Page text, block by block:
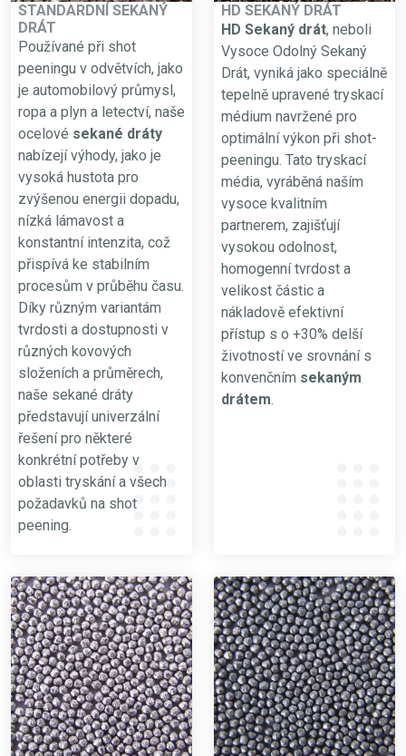
STANDARDNÍ SEKANÝ
DRÁT
Používané při shot
peeningu v odvětvích, jako
je automobilový průmysl,
ropa a plyn a letectví, naše
ocelové sekané dráty
nabízejí výhody, jako je
vysoká hustota pro
zvýšenou energii dopadu,
nízká lámavost a
konstantní intenzita, což
přispívá ke stabilním
procesům v průběhu času.
Díky různým variantám
tvrdosti a dostupnosti v
různých kovových
složeních a průměrech,
naše sekané dráty
představují univerzální
řešení pro některé
konkrétní potřeby v
oblasti tryskání a všech
požadavků na shot
peening.
HD SEKANÝ DRÁT
HD Sekaný drát, neboli
Vysoce Odolný Sekaný
Drát, vyniká jako speciálně
tepelně upravené tryskací
médium navržené pro
optimální výkon při shot-
peeningu. Tato tryskací
média, vyráběná naším
vysoce kvalitním
partnerem, zajišťují
vysokou odolnost,
homogenní tvrdost a
velikost částic a
nákladově efektivní
přístup s o +30% delší
životností ve srovnání s
konvenčním sekaným
drátem.